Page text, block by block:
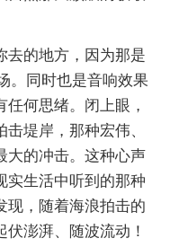
去的地方，因为那是
。同时也是音响效果
何思绪。闭上眼，
堤岸，那种宏伟、
的冲击。这种心声
实生活中听到的那种
，随着海浪拍击的
澎湃、随波流动！